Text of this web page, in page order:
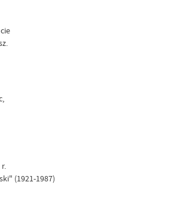
(1921-1987)